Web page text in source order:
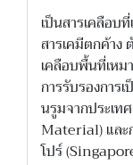
เป็นสารเคลือบ
สารเคมีตกค้าง
เคลือบพื้นที่เหม
การรับรองการ
นรูมจากประเ
Material) และ
โปร์